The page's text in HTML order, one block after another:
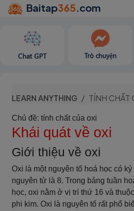
Baitap365.com
Chat GPT Trò chuyện
LEARN ANYTHING TÍNH CHẤT
Chủ đề: tính chất của oxi
Khái quát về oxi
Giới thiệu về oxi
Oxi là một nguyên tố hoá học có
nguyên tử là 8. Trong bảng tuần
học, oxi nằm ở vị trí thứ 16 và
phi kim. Oxi là nguyên tố rất phổ